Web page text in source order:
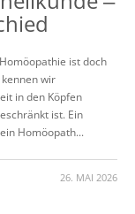
ist doch
wir
in den Köpfen
ist. Ein
Homöopath...
26. MAI 2026